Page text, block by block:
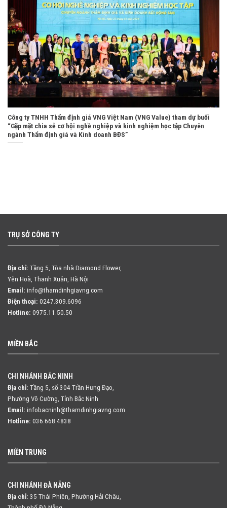
Công ty TNHH Thẩm định giá VNG Việt Nam (VNG Value) tham dự buổi
“Gặp mặt chia sẻ cơ hội nghề nghiệp và kinh nghiệm học tập Chuyên
ngành Thẩm định giá và Kinh doanh BĐS”
TRỤ SỞ CÔNG TY
Địa chỉ: Tầng 5, Tòa nhà Diamond Flower,
Yên Hoà, Thanh Xuân, Hà Nội
Email: info@thamdinhgiavng.com
Điện thoại: 0247.309.6096
Hotline: 0975.11.50.50
MIỀN BẮC
CHI NHÁNH BẮC NINH
Địa chỉ: Tầng 5, số 304 Trần Hưng Đạo,
Phường Võ Cường, Tỉnh Bắc Ninh
Email: infobacninh@thamdinhgiavng.com
Hotline: 036.668.4838
MIỀN TRUNG
CHI NHÁNH ĐÀ NẴNG
Địa chỉ: 35 Thái Phiên, Phường Hải Châu,